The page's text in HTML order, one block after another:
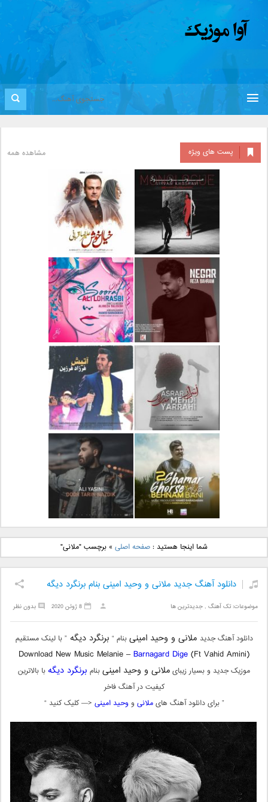
پست های ویژه مشاهده همه
دانلود آلبوم جدید سیروان
خسروی بنام مونولوگ
دانلود آهنگ جدید علیرضا
قربانی بنام خیال خوش
دانلود آهنگ جدید رضا
بهرام بنام نگار
دانلود آهنگ جدید علی
لهراسبی بنام صورت
دانلود آهنگ جدید مهدی
یراحی بنام اسرار
دانلود آهنگ جدید فرزاد
فرزین بنام آتیش
دانلود آهنگ جدید بهنام
بانی بنام قرص قمر 2
دانلود آهنگ جدید علی
یاسینی بنام دورترین نزدیک
شما اینجا هستید :صفحه اصلی »برچسب "ملانی"
دانلود آهنگ جدید ملانی و وحید امینی بنام برنگرد دیگه
موضوعات:تک آهنگ ,جدیدترین ها بدون نظر 8 ژوئن 2020
دانلود آهنگ جدید ملانی و وحید امینیبنام “ برنگرد دیگه” با لینک مستقیم
Download New Music Melanie –Barnagard Dige (Ft Vahid Amini)
موزیک جدید و بسیار زیبایملانی و وحید امینیبنام برنگرد دیگهبا بالاترین
کیفیت در آهنگ فاخر
” برای دانلود آهنگ هایملانی ووحید امینی <— کلیک کنید “